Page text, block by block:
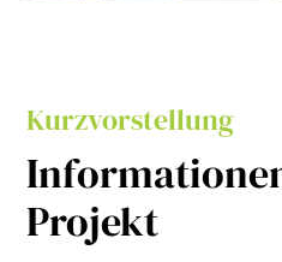
Kurzvorstellung
Projekt